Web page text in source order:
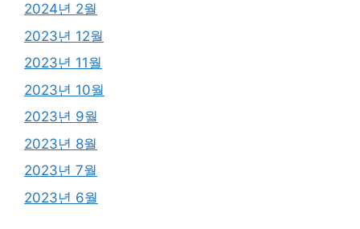
2024년 2월
2023년 12월
2023년 11월
2023년 10월
2023년 9월
2023년 8월
2023년 7월
2023년 6월